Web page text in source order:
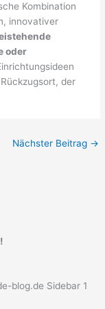
Kombination
innovativer
oder
der
Nächster Beitrag →